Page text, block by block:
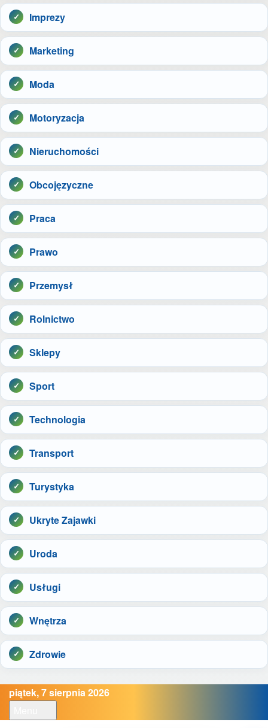
Imprezy
Marketing
Moda
Motoryzacja
Nieruchomości
Obcojęzyczne
Praca
Prawo
Przemysł
Rolnictwo
Sklepy
Sport
Technologia
Transport
Turystyka
Ukryte Zajawki
Uroda
Usługi
Wnętrza
Zdrowie
piątek, 7 sierpnia 2026